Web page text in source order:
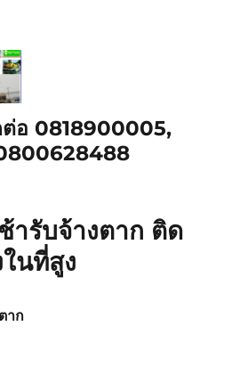
ต่อ 0818900005,
ารับจ้างตาก ติด
นที่สูง
าก